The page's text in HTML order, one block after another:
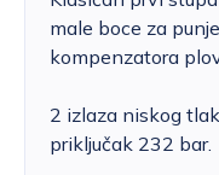
male boce za
kompenzatora
2 izlaza niskog
priključak 232 bar.